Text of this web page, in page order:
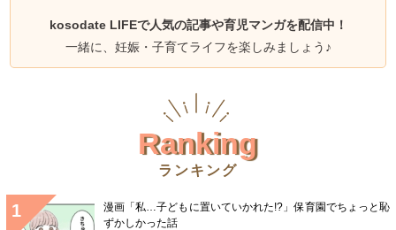
kosodate LIFEで人気の記事や育児マンガを配信中！
一緒に、妊娠・子育てライフを楽しみましょう♪
Ranking
ランキング
漫画「私…子どもに置いていかれた!?」保育園でちょっと恥
ずかしかった話